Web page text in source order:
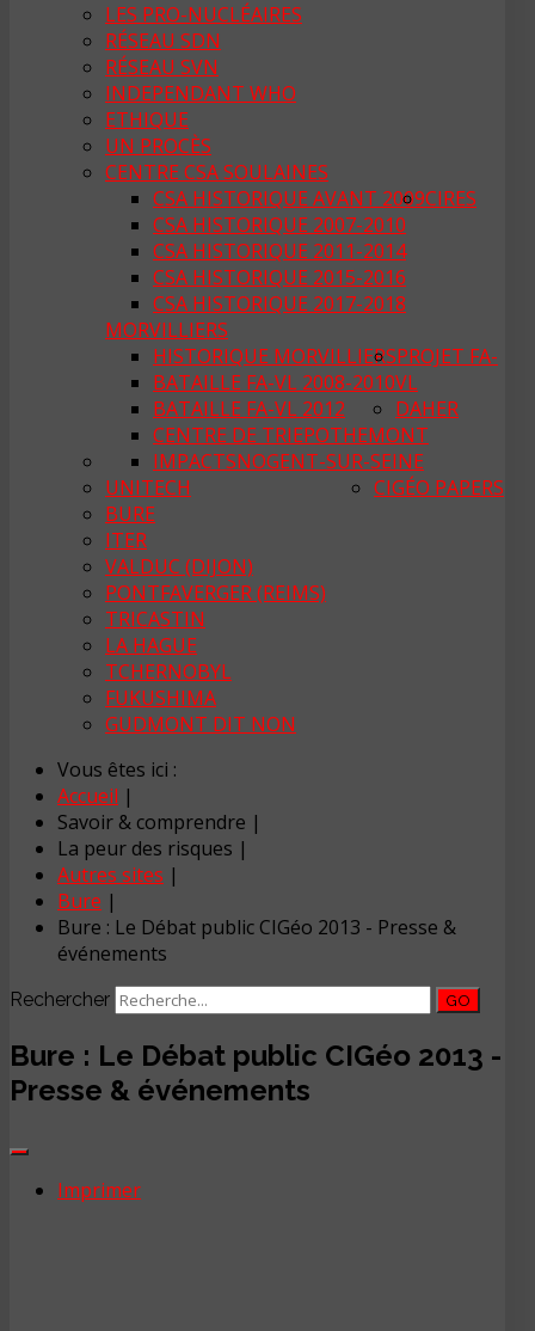
LES PRO-NUCLÉAIRES
RÉSEAU SDN
RÉSEAU SVN
INDEPENDANT WHO
ETHIQUE
UN PROCÈS
CENTRE CSA SOULAINES
CSA HISTORIQUE AVANT 2009
CSA HISTORIQUE 2007-2010
CSA HISTORIQUE 2011-2014
CSA HISTORIQUE 2015-2016
CSA HISTORIQUE 2017-2018
CIRES
MORVILLIERS
HISTORIQUE MORVILLIERSPROJET FA-
VL
BATAILLE FA-VL 2008-2010
BATAILLE FA-VL 2012
DAHER
EPOTHEMONT
CENTRE DE TRI
NOGENT-SUR-SEINE
IMPACTS
UNITECH
BURE
ITER
VALDUC (DIJON)
PONTFAVERGER (REIMS)
TRICASTIN
LA HAGUE
TCHERNOBYL
FUKUSHIMA
GUDMONT DIT NON
CIGÉO PAPERS
Vous êtes ici :
Accueil |
Savoir & comprendre |
La peur des risques |
Autres sites |
Bure |
Bure : Le Débat public CIGéo 2013 - Presse &
événements
Rechercher GO
Bure : Le Débat public CIGéo 2013 -
Presse & événements
Imprimer